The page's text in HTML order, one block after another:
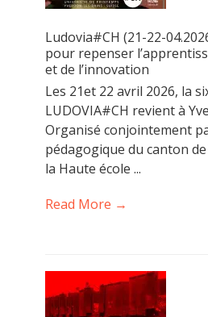
Ludovia#CH (21-22-
pour repenser
et de l’innovation
Les 21et 22 avril 2026, la
LUDOVIA#CH revient à
Organisé conjointement
pédagogique du canton
la Haute école ...
Read More →